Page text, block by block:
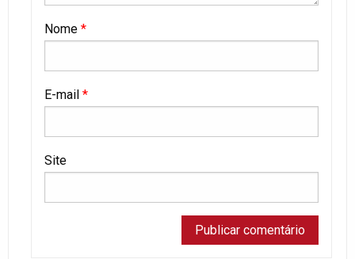
Nome *
E-mail *
Site